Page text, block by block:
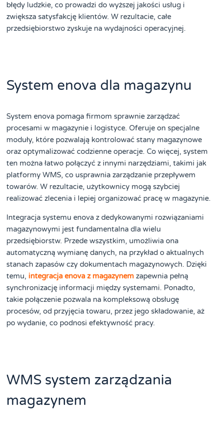
błędy ludzkie, co prowadzi do wyższej jakości usług i
zwiększa satysfakcję klientów. W rezultacie, całe
przedsiębiorstwo zyskuje na wydajności operacyjnej.
System enova dla magazynu
System enova pomaga firmom sprawnie zarządzać
procesami w magazynie i logistyce. Oferuje on specjalne
moduły, które pozwalają kontrolować stany magazynowe
oraz optymalizować codzienne operacje. Co więcej, system
ten można łatwo połączyć z innymi narzędziami, takimi jak
platformy WMS, co usprawnia zarządzanie przepływem
towarów. W rezultacie, użytkownicy mogą szybciej
realizować zlecenia i lepiej organizować pracę w magazynie.
Integracja systemu enova z dedykowanymi rozwiązaniami
magazynowymi jest fundamentalna dla wielu
przedsiębiorstw. Przede wszystkim, umożliwia ona
automatyczną wymianę danych, na przykład o aktualnych
stanach zapasów czy dokumentach magazynowych. Dzięki
temu, integracja enova z magazynem zapewnia pełną
synchronizację informacji między systemami. Ponadto,
takie połączenie pozwala na kompleksową obsługę
procesów, od przyjęcia towaru, przez jego składowanie, aż
po wydanie, co podnosi efektywność pracy.
WMS system zarządzania
magazynem